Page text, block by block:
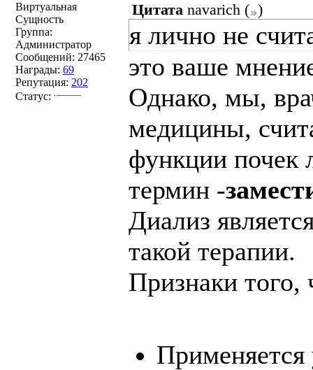
Виртуальная
Сущность
Группа:
Администратор
Сообщений: 27465
Награды: 69
Репутация: 202
Статус:
Цитата navarich ( )
я лично не
это ваше
Однако, мы,
медицины,
функции почек
термин -
Диализ
такой терапии.
Признаки того,